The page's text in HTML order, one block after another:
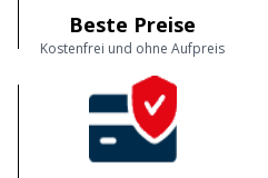
Beste Preise
Kostenfrei und ohne Aufpreis